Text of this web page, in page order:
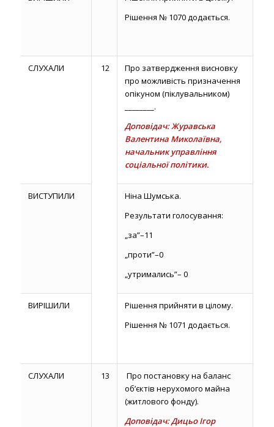
Рішення № 1070 додається.
СЛУХАЛИ 12
Про затвердження висновку
про можливість призначення
опікуном (піклувальником)
________.
Доповідач: Журавська
Валентина Миколаївна,
начальник управління
соціальної політики.
ВИСТУПИЛИ
Ніна Шумська.
Результати голосування:
„за”–11
„проти”–0
„утримались”– 0
ВИРІШИЛИ
Рішення прийняти в цілому.
Рішення № 1071 додається.
СЛУХАЛИ 13
Про постановку на баланс
об’єктів нерухомого майна
(житлового фонду).
Доповідач: Дицьо Ігор